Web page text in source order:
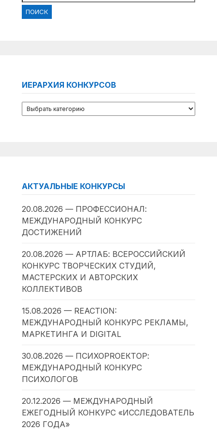
ИЕРАРХИЯ КОНКУРСОВ
АКТУАЛЬНЫЕ КОНКУРСЫ
20.08.2026 — ПРОФЕССИОНАЛ:
МЕЖДУНАРОДНЫЙ КОНКУРС
ДОСТИЖЕНИЙ
20.08.2026 — АРТЛАБ: ВСЕРОССИЙСКИЙ
КОНКУРС ТВОРЧЕСКИХ СТУДИЙ,
МАСТЕРСКИХ И АВТОРСКИХ
КОЛЛЕКТИВОВ
15.08.2026 — REACTION:
МЕЖДУНАРОДНЫЙ КОНКУРС РЕКЛАМЫ,
МАРКЕТИНГА И DIGITAL
30.08.2026 — ПСИХОPROЕКТОР:
МЕЖДУНАРОДНЫЙ КОНКУРС
ПСИХОЛОГОВ
20.12.2026 — МЕЖДУНАРОДНЫЙ
ЕЖЕГОДНЫЙ КОНКУРС «ИССЛЕДОВАТЕЛЬ
2026 ГОДА»